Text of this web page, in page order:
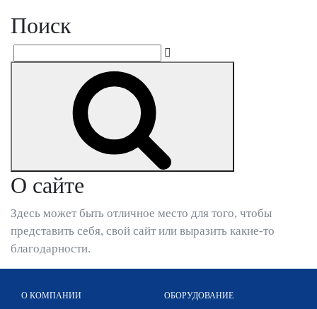
Поиск
Искать:
О сайте
Здесь может быть отличное место для того, чтобы
представить себя, свой сайт или выразить какие-то
благодарности.
О КОМПАНИИ
ОБОРУДОВАНИЕ